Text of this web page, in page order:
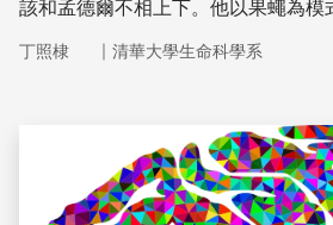
該和孟德爾不相上下。他以果蠅為模
個人的功勞，他還有一群傑出的學生
丁照棣 ｜ 清華大學生命科學系